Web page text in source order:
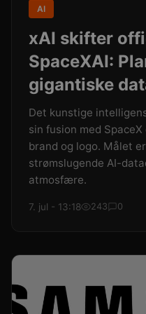
AI
xAI skifter
SpaceXAI:
gigantiske
Det kunstige
sin fusion med
brand og logo. Målet
strømslugende AI-
atmosfære.
7. jul - 13:18 243 0